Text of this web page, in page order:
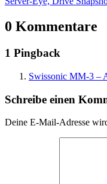
0 Kommentare
1 Pingback
Swissonic MM-3 –
Schreibe einen
Deine E-Mail-Adresse